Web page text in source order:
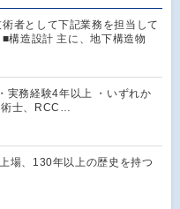
者として下記業務を担当して
構造設計 主に、地下構造物
実務経験4年以上 ・いずれか
術士、RCC…
場、130年以上の歴史を持つ